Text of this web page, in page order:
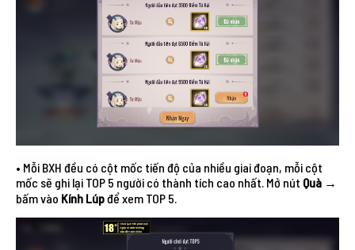
• Mỗi BXH đều có cột mốc tiến độ của nhiều giai đoạn, mỗi cột
mốc sẽ ghi lại TOP 5 người có thành tích cao nhất. Mở nút Quà →
bấm vào Kính Lúpđể xem TOP 5.